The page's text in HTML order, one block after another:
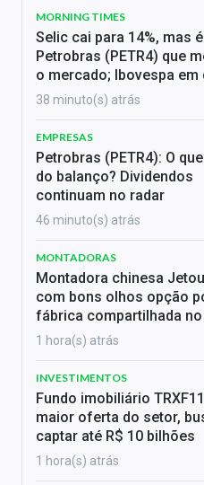
MORNING TIMES
Selic cai para 14%, mas
Petrobras (PETR4) que
o mercado; Ibovespa
38 minuto(s) atrás
EMPRESAS
Petrobras (PETR4): O
do balanço? Dividendos
continuam no radar
46 minuto(s) atrás
MONTADORAS
Montadora chinesa
com bons olhos opção
fábrica compartilhada
1 hora(s) atrás
INVESTIMENTOS
Fundo imobiliário
maior oferta do setor,
captar até R$ 10 bilhões
1 hora(s) atrás